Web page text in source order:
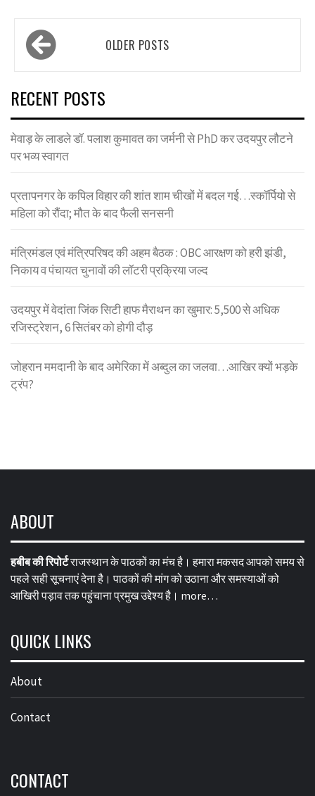
Posts
navigation OLDER POSTS
RECENT POSTS
मेवाड़ के लाडले डॉ. पलाश कुमावत का जर्मनी से PhD कर उदयपुर लौटने
पर भव्य स्वागत
प्रतापनगर के कपिल विहार की शांत शाम चीखों में बदल गई…स्कॉर्पियो से
महिला को रौंदा; मौत के बाद फैली सनसनी
मंत्रिमंडल एवं मंत्रिपरिषद की अहम बैठक : OBC आरक्षण को हरी झंडी,
निकाय व पंचायत चुनावों की लॉटरी प्रक्रिया जल्द
उदयपुर में वेदांता जिंक सिटी हाफ मैराथन का खुमार: 5,500 से अधिक
रजिस्ट्रेशन, 6 सितंबर को होगी दौड़
जोहरान ममदानी के बाद अमेरिका में अब्दुल का जलवा…आखिर क्यों भड़के
ट्रंप?
ABOUT
हबीब की रिपोर्टराजस्थान के पाठकों का मंच है। हमारा मकसद आपको समय से
पहले सही सूचनाएं देना है। पाठकों की मांग को उठाना और समस्याओं को
आखिरी पड़ाव तक पहुंचाना प्रमुख उद्देश्य है। more…
QUICK LINKS
About
Contact
CONTACT